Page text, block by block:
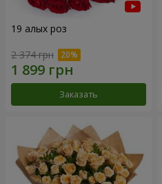
19 алых роз
2 374 грн
Заказать